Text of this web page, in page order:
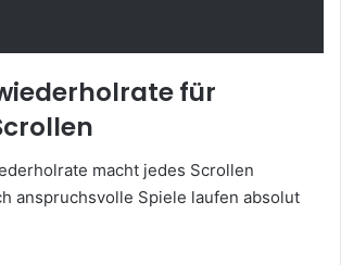
für
macht jedes Scrollen
anspruchsvolle Spiele laufen absolut